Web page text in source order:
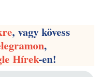
, vagy kövess
,
Hírek-en!